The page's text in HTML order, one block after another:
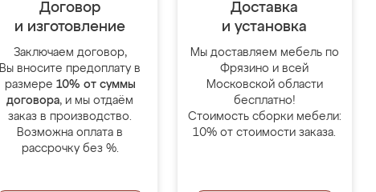
Договор
и изготовление
Заключаем договор,
Вы вносите предоплату в
размере 10% от суммы
договора, и мы отдаём
заказ в производство.
Возможна оплата в
рассрочку без %.
Доставка
и установка
Мы доставляем мебель по
Фрязино и всей
Московской области
бесплатно!
Стоимость сборки мебели:
10% от стоимости заказа.